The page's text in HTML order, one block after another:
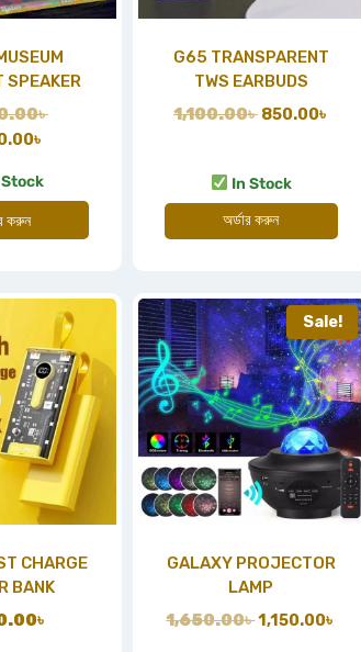
SPEAKER
৳
৳
করুন
G65 TRANSPARENT
TWS EARBUDS
1,100.00৳ 850.00৳
In Stock
অর্ডার করুন
CHARGE
BANK
৳
Sale!
GALAXY PROJECTOR
LAMP
1,650.00৳1,150.00৳